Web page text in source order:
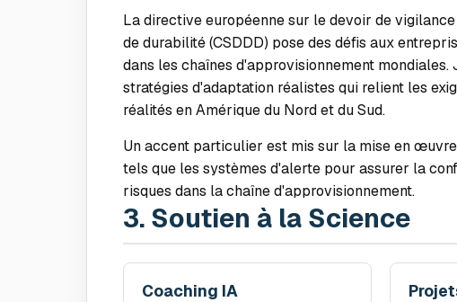
La directive européenne sur le devoir de
de durabilité (CSDDD) pose des défis aux
dans les chaînes d'approvisionnement mondiales.
stratégies d'adaptation réalistes qui relient les
réalités en Amérique du Nord et du Sud.
Un accent particulier est mis sur la mise en
tels que les systèmes d'alerte pour assurer la
risques dans la chaîne d'approvisionnement.
3. Soutien à la Science
Coaching IA